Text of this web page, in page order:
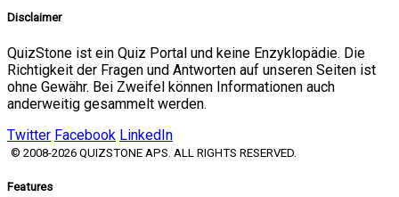
Disclaimer
QuizStone ist ein Quiz Portal und keine Enzyklopädie. Die
Richtigkeit der Fragen und Antworten auf unseren Seiten ist
ohne Gewähr. Bei Zweifel können Informationen auch
anderweitig gesammelt werden.
Twitter Facebook LinkedIn
© 2008-2026 QUIZSTONE APS. ALL RIGHTS RESERVED.
Features